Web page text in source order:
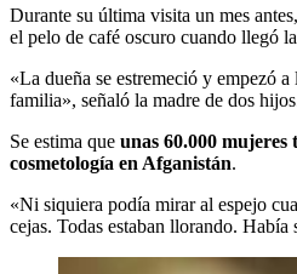
Durante su última visita un mes
el pelo de café oscuro cuando llegó
«La dueña se estremeció y empezó
familia», señaló la madre de dos
Se estima que unas 60.000 mujeres
cosmetología en Afganistán.
«Ni siquiera podía mirar al espejo
cejas. Todas estaban llorando. Había